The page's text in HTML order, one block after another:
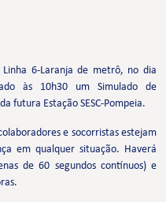
6-Laranja de metrô, no dia
às 10h30 um Simulado de
futura Estação SESC-Pompeia.
e socorristas estejam
em qualquer situação. Haverá
de 60 segundos contínuos) e